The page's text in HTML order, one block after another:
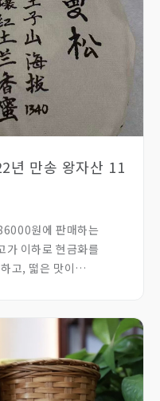
지금보다 10배는 더
된 석귀 생차를 찾는 분께
년 만송 왕자산 11
원에 판매하는
가 이하로 현금화를
고, 떫은 맛이
매우 훌륭합니다. 명,
국보급 공차입니다.
산했습니다.